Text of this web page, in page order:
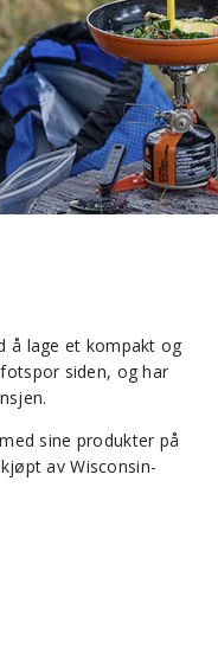
å lage et kompakt og
siden, og har
sine produkter på
av Wisconsin-